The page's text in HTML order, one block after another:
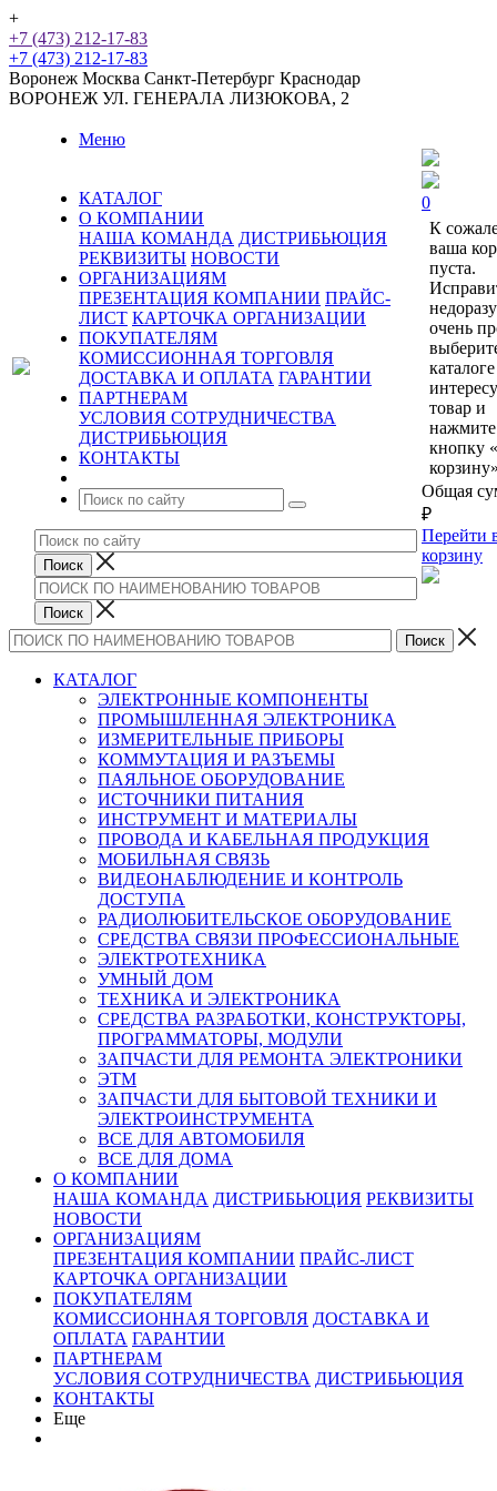
+
+7 (473) 212-17-83
+7 (473) 212-17-83
Воронеж Москва Санкт-Петербург Краснодар
ВОРОНЕЖ УЛ. ГЕНЕРАЛА ЛИЗЮКОВА, 2
Меню
КАТАЛОГ
О КОМПАНИИ
НАША КОМАНДА ДИСТРИБЬЮЦИЯ
РЕКВИЗИТЫ НОВОСТИ
ОРГАНИЗАЦИЯМ
ПРЕЗЕНТАЦИЯ КОМПАНИИ ПРАЙС-
ЛИСТ КАРТОЧКА ОРГАНИЗАЦИИ
ПОКУПАТЕЛЯМ
КОМИССИОННАЯ ТОРГОВЛЯ
ДОСТАВКА И ОПЛАТА ГАРАНТИИ
ПАРТНЕРАМ
УСЛОВИЯ СОТРУДНИЧЕСТВА
ДИСТРИБЬЮЦИЯ
КОНТАКТЫ
0
К
ваша
пуста.
очень
каталоге
товар и
нажмите
кнопку
Общая
₽
Перейти
корзину
КАТАЛОГ
ЭЛЕКТРОННЫЕ КОМПОНЕНТЫ
ПРОМЫШЛЕННАЯ ЭЛЕКТРОНИКА
ИЗМЕРИТЕЛЬНЫЕ ПРИБОРЫ
КОММУТАЦИЯ И РАЗЪЕМЫ
ПАЯЛЬНОЕ ОБОРУДОВАНИЕ
ИСТОЧНИКИ ПИТАНИЯ
ИНСТРУМЕНТ И МАТЕРИАЛЫ
ПРОВОДА И КАБЕЛЬНАЯ ПРОДУКЦИЯ
МОБИЛЬНАЯ СВЯЗЬ
ВИДЕОНАБЛЮДЕНИЕ И КОНТРОЛЬ
ДОСТУПА
РАДИОЛЮБИТЕЛЬСКОЕ ОБОРУДОВАНИЕ
СРЕДСТВА СВЯЗИ ПРОФЕССИОНАЛЬНЫЕ
ЭЛЕКТРОТЕХНИКА
УМНЫЙ ДОМ
ТЕХНИКА И ЭЛЕКТРОНИКА
СРЕДСТВА РАЗРАБОТКИ, КОНСТРУКТОРЫ,
ПРОГРАММАТОРЫ, МОДУЛИ
ЗАПЧАСТИ ДЛЯ РЕМОНТА ЭЛЕКТРОНИКИ
ЭТМ
ЗАПЧАСТИ ДЛЯ БЫТОВОЙ ТЕХНИКИ И
ЭЛЕКТРОИНСТРУМЕНТА
ВСЕ ДЛЯ АВТОМОБИЛЯ
ВСЕ ДЛЯ ДОМА
О КОМПАНИИ
НАША КОМАНДА ДИСТРИБЬЮЦИЯ РЕКВИЗИТЫ
НОВОСТИ
ОРГАНИЗАЦИЯМ
ПРЕЗЕНТАЦИЯ КОМПАНИИ ПРАЙС-ЛИСТ
КАРТОЧКА ОРГАНИЗАЦИИ
ПОКУПАТЕЛЯМ
КОМИССИОННАЯ ТОРГОВЛЯ ДОСТАВКА И
ОПЛАТА ГАРАНТИИ
ПАРТНЕРАМ
УСЛОВИЯ СОТРУДНИЧЕСТВА ДИСТРИБЬЮЦИЯ
КОНТАКТЫ
Еще